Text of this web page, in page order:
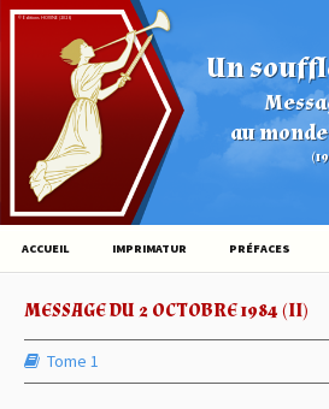
Un
au
© Éditions HOVINE (2026)
ACCUEIL IMPRIMATUR PRÉFACES
MESSAGE DU 2 OCTOBRE 1984 (II)
Tome 1